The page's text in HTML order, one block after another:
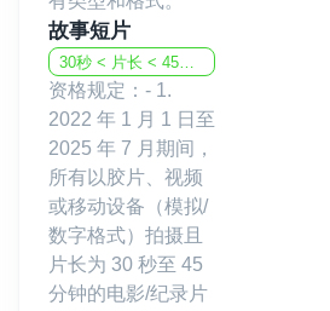
故事短片
资格规定：- 1.
2022 年 1 月 1 日至
2025 年 7 月期间，
所有以胶片、视频
或移动设备（模拟/
数字格式）拍摄且
片长为 30 秒至 45
分钟的电影/纪录片